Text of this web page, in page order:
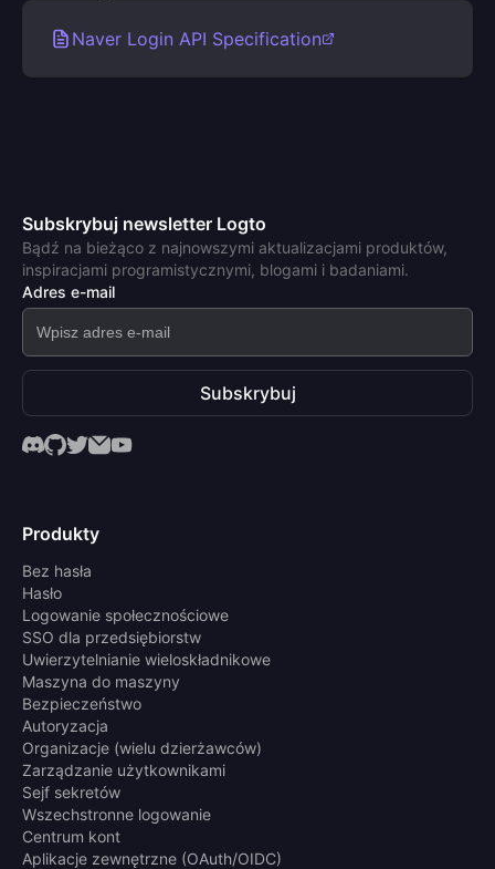
Naver Login API Specification
Subskrybuj newsletter Logto
Bądź na bieżąco z najnowszymi aktualizacjami produktów,
inspiracjami programistycznymi, blogami i badaniami.
Adres e-mail
Subskrybuj
Produkty
Bez hasła
Hasło
Logowanie społecznościowe
SSO dla przedsiębiorstw
Uwierzytelnianie wieloskładnikowe
Maszyna do maszyny
Bezpieczeństwo
Autoryzacja
Organizacje (wielu dzierżawców)
Zarządzanie użytkownikami
Sejf sekretów
Wszechstronne logowanie
Centrum kont
Aplikacje zewnętrzne (OAuth/OIDC)